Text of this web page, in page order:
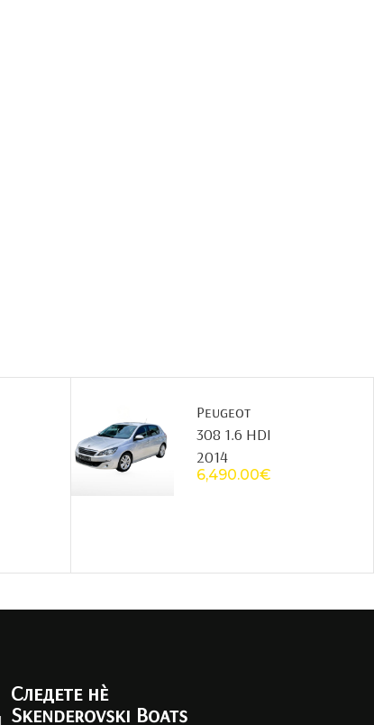
Peugeot
308 1.6 HDI
2014
6,490.00€
Следете нè
Skenderovski Boats